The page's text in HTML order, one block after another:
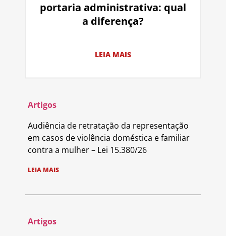
portaria administrativa: qual
a diferença?
LEIA MAIS
Artigos
Audiência de retratação da representação
em casos de violência doméstica e familiar
contra a mulher – Lei 15.380/26
LEIA MAIS
Artigos